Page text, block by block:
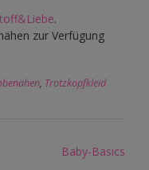
.
zur Verfügung
, Trotzkopfkleid
Baby-Basics